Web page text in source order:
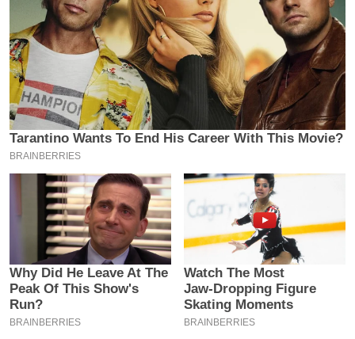
ट
I
P
L
2
0
2
6
इ
ई
-
पे
प